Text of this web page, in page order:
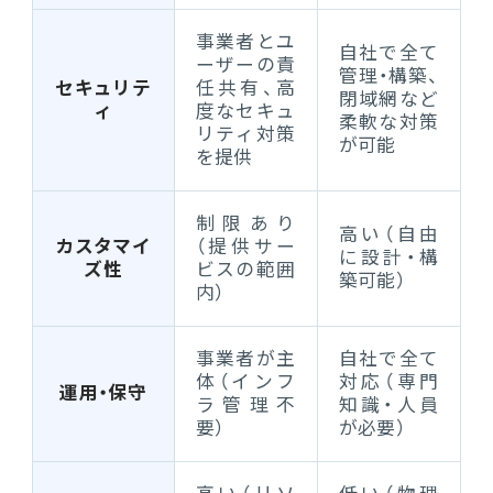
セキュリテ
ィ
事業者とユ
ーザーの責
任共有、高
度なセキュ
リティ対策
を提供
自社で全て
管理・構築、
閉域網など
柔軟な対策
が可能
カスタマイ
ズ性
制限あり
（提供サー
ビスの範囲
内）
高い（自由
に設計・構
築可能）
運用・保守
事業者が主
体（インフ
ラ管理不
要）
自社で全て
対応（専門
知識・人員
が必要）